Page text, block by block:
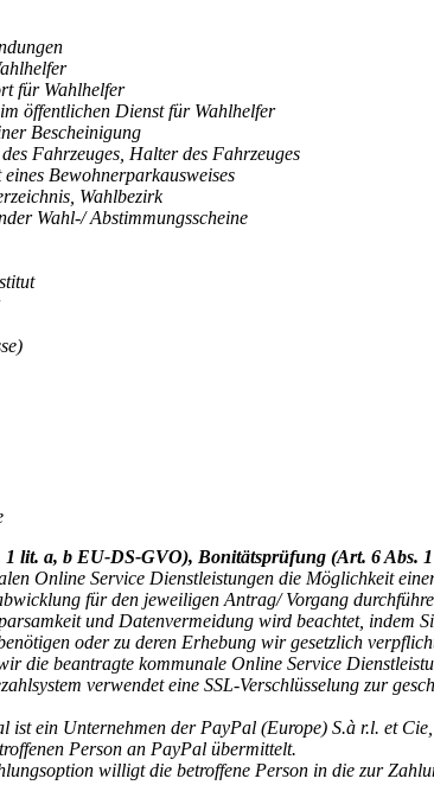
für Wahlhelfer
öffentlichen Dienst für Wahlhelfer
Bescheinigung
Fahrzeuges, Halter des Fahrzeuges
Bewohnerparkausweises
Wahlbezirk
Wahl-/ Abstimmungsscheine
1 lit. a, b EU-DS-GVO), Bonitätsprüfung (Art. 6 Abs.
Online Service Dienstleistungen die Möglichkeit
für den jeweiligen Antrag/ Vorgang
und Datenvermeidung wird beachtet, indem
oder zu deren Erhebung wir gesetzlich
die beantragte kommunale Online Service
verwendet eine SSL-Verschlüsselung zur
ist ein Unternehmen der PayPal (Europe) S.à r.l. et
Person an PayPal übermittelt.
willigt die betroffene Person in die zur